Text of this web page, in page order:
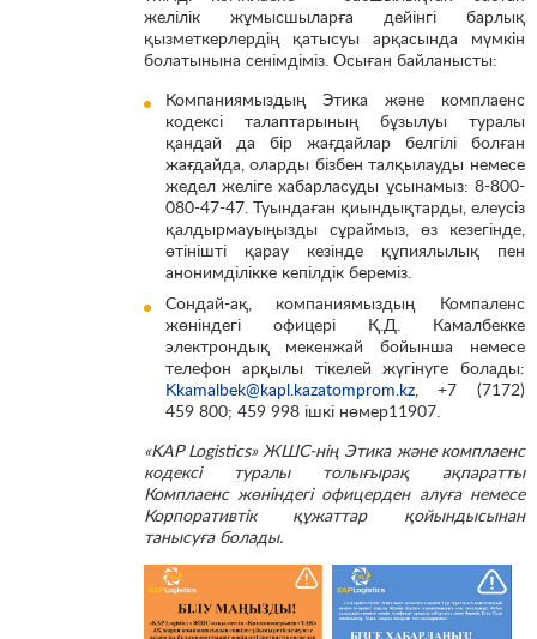
желілік жұмысшыларға дейінгі барлық
қызметкерлердің қатысуы арқасында мүмкін
болатынына сенімдіміз. Осыған байланысты:
Компаниямыздың Этика және комплаенс
кодексі талаптарының бұзылуы туралы
қандай да бір жағдайлар белгілі болған
жағдайда, оларды бізбен талқылауды немесе
жедел желіге хабарласуды ұсынамыз: 8-800-
080-47-47. Туындаған қиындықтарды, елеусіз
қалдырмауыңызды сұраймыз, өз кезегінде,
өтінішті қарау кезінде құпиялылық пен
анонимділікке кепілдік береміз.
Сондай-ақ, компаниямыздың Компаленс
жөніндегі офицері Қ.Д. Камалбекке
электрондық мекенжай бойынша немесе
телефон арқылы тікелей жүгінуге болады:
Kkamalbek@kapl.kazatomprom.kz, +7 (7172)
459 800; 459 998 ішкі нөмер11907.
«KAP Logistics» ЖШС-нің Этика және комплаенс
кодексі туралы толығырақ ақпаратты
Комплаенс жөніндегі офицерден алуға немесе
Корпоративтік құжаттар қойындысынан
танысуға болады.